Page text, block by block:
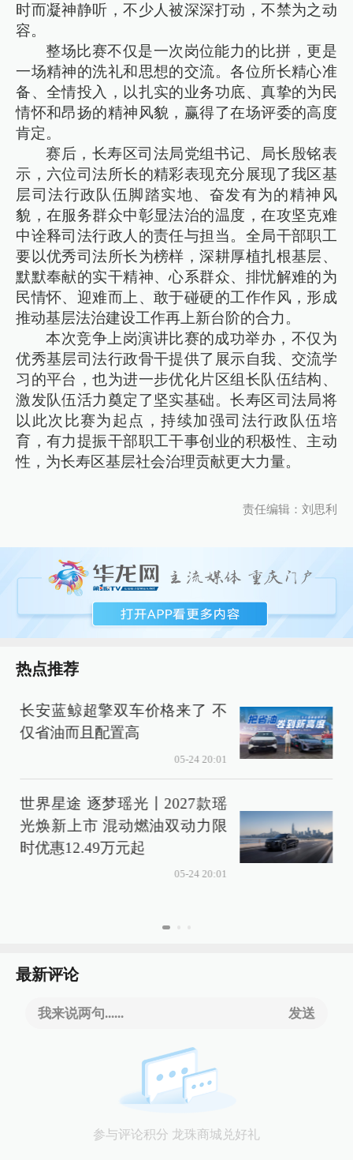
时而凝神静听，不少人被深深打动，不禁为之动
容。
整场比赛不仅是一次岗位能力的比拼，更是
一场精神的洗礼和思想的交流。各位所长精心准
备、全情投入，以扎实的业务功底、真挚的为民
情怀和昂扬的精神风貌，赢得了在场评委的高度
肯定。
赛后，长寿区司法局党组书记、局长殷铭表
示，六位司法所长的精彩表现充分展现了我区基
层司法行政队伍脚踏实地、奋发有为的精神风
貌，在服务群众中彰显法治的温度，在攻坚克难
中诠释司法行政人的责任与担当。全局干部职工
要以优秀司法所长为榜样，深耕厚植扎根基层、
默默奉献的实干精神、心系群众、排忧解难的为
民情怀、迎难而上、敢于碰硬的工作作风，形成
推动基层法治建设工作再上新台阶的合力。
本次竞争上岗演讲比赛的成功举办，不仅为
优秀基层司法行政骨干提供了展示自我、交流学
习的平台，也为进一步优化片区组长队伍结构、
激发队伍活力奠定了坚实基础。长寿区司法局将
以此次比赛为起点，持续加强司法行政队伍培
育，有力提振干部职工干事创业的积极性、主动
性，为长寿区基层社会治理贡献更大力量。
责任编辑：刘思利
热点推荐
长安蓝鲸超擎双车价格来了 不
仅省油而且配置高
05-24 20:01
世界星途 逐梦瑶光丨2027款瑶
光焕新上市 混动燃油双动力限
时优惠12.49万元起
05-24 20:01
最新评论
我来说两句...... 发送
参与评论积分 龙珠商城兑好礼